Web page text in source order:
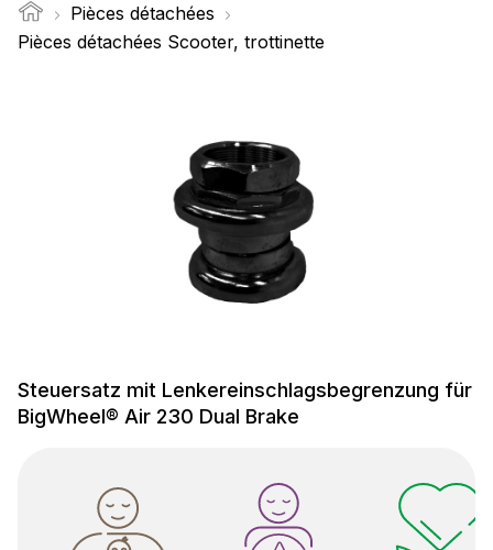
Pièces détachées
Pièces détachées Scooter, trottinette
Steuersatz mit Lenkereinschlagsbegrenzung für
BigWheel® Air 230 Dual Brake